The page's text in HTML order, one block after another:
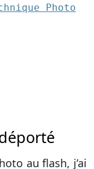
Photo
au flash, j’ai